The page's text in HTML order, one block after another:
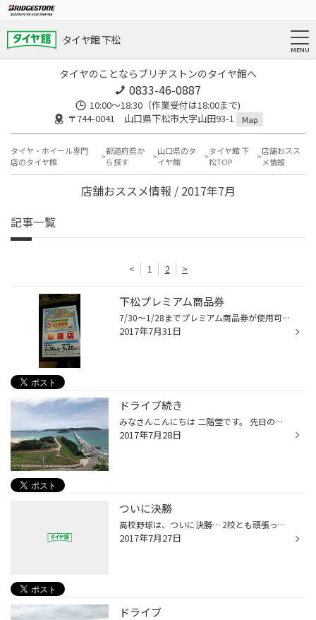
タイヤ館 下松
タイヤのことならブリヂストンのタイヤ館へ
0833-46-0887
10:00～18:30（作業受付は18:00まで)
〒744-0041 山口県下松市大字山田93-1
Map
タイヤ・ホイール専門
店のタイヤ館
都道府県か
ら探す
山口県のタ
イヤ館
タイヤ館 下
松TOP
店舗おスス
メ情報
店舗おススメ情報 / 2017年7月
記事一覧
< 1 2 >
下松プレミアム商品券
7/30～1/28までプレミアム商品券が使用可能に。 実は当店も使用可能なんですよ。 宜しくい願いします。 連休前にお車の点検 （タイヤ・オイル類・バッテリー・エアコンフィルター）など 無料で実施してます。
2017年7月31日
ドライブ続き
みなさんこんにちは 二階堂です。 先日のドライブの続きです。（＾＾） 角島も行きました。 青い海に 青い空（＞＜） 最高の景色でしたよ！！ この時期 海に来たらやっぱり食べないといけないのが サザエ ぶち うまいっす（＞＜） ビールが飲みたい！！ ドライバーなんで絶対飲みませんが（＾＾） ...
2017年7月28日
ついに決勝
高校野球は、ついに決勝… 2校とも頑張って欲しいです。 …最近はベンチ入りが18人から20人になったんですね。 自分の時は準決勝で敗退…1998年 いい思い出です。
2017年7月27日
ドライブ